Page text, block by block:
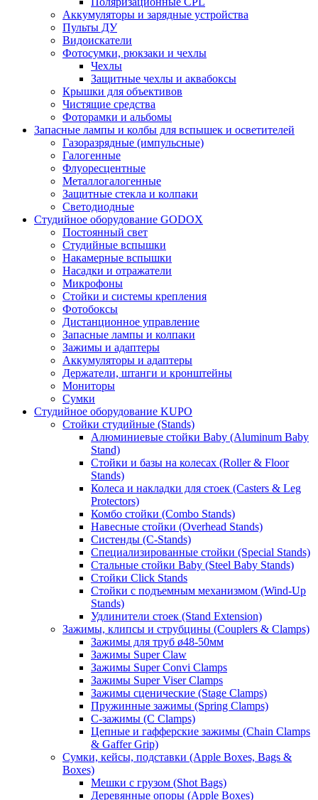
Аккумуляторы и зарядные устройства
Пульты ДУ
Видоискатели
Фотосумки, рюкзаки и чехлы
Чехлы
Защитные чехлы и аквабоксы
Крышки для объективов
Чистящие средства
Фоторамки и альбомы
Запасные лампы и колбы для вспышек и осветителей
Газоразрядные (импульсные)
Галогенные
Флуоресцентные
Металлогалогенные
Защитные стекла и колпаки
Светодиодные
Студийное оборудование GODOX
Постоянный свет
Студийные вспышки
Накамерные вспышки
Насадки и отражатели
Микрофоны
Стойки и системы крепления
Фотобоксы
Дистанционное управление
Запасные лампы и колпаки
Зажимы и адаптеры
Аккумуляторы и адаптеры
Держатели, штанги и кронштейны
Мониторы
Сумки
Студийное оборудование KUPO
Стойки студийные (Stands)
Алюминиевые стойки Baby (Aluminum Baby
Stand)
Стойки и базы на колесах (Roller & Floor
Stands)
Колеса и накладки для стоек (Casters & Leg
Protectors)
Комбо стойки (Combo Stands)
Навесные стойки (Overhead Stands)
Систенды (C-Stands)
Специализированные стойки (Special Stands)
Стальные стойки Baby (Steel Baby Stands)
Стойки Click Stands
Стойки с подъемным механизмом (Wind-Up
Stands)
Удлинители стоек (Stand Extension)
Зажимы, клипсы и струбцины (Couplers & Clamps)
Зажимы для труб ø48-50мм
Зажимы Super Claw
Зажимы Super Convi Clamps
Зажимы Super Viser Clamps
Зажимы сценические (Stage Clamps)
Пружинные зажимы (Spring Clamps)
С-зажимы (C Clamps)
Цепные и гафферские зажимы (Chain Clamps
& Gaffer Grip)
Сумки, кейсы, подставки (Apple Boxes, Bags &
Boxes)
Мешки с грузом (Shot Bags)
Деревянные опоры (Apple Boxes)